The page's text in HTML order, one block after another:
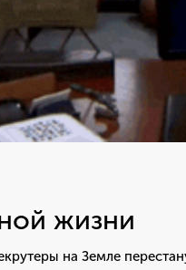
жизни
на Земле